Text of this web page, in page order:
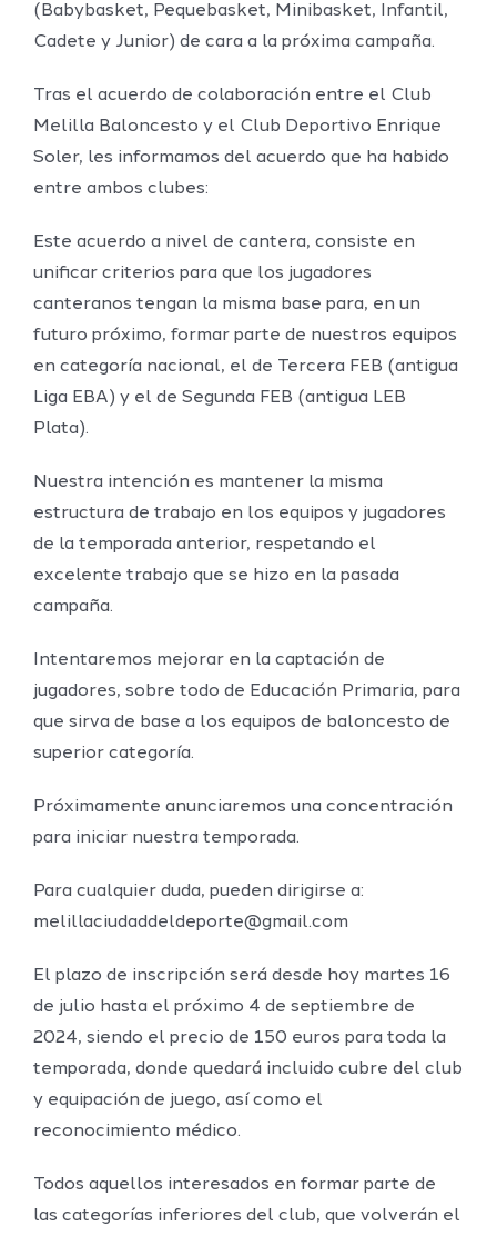
(Babybasket, Pequebasket, Minibasket, Infantil,
Cadete y Junior) de cara a la próxima campaña.
Tras el acuerdo de colaboración entre el Club
Melilla Baloncesto y el Club Deportivo Enrique
Soler, les informamos del acuerdo que ha habido
entre ambos clubes:
Este acuerdo a nivel de cantera, consiste en
unificar criterios para que los jugadores
canteranos tengan la misma base para, en un
futuro próximo, formar parte de nuestros equipos
en categoría nacional, el de Tercera FEB (antigua
Liga EBA) y el de Segunda FEB (antigua LEB
Plata).
Nuestra intención es mantener la misma
estructura de trabajo en los equipos y jugadores
de la temporada anterior, respetando el
excelente trabajo que se hizo en la pasada
campaña.
Intentaremos mejorar en la captación de
jugadores, sobre todo de Educación Primaria, para
que sirva de base a los equipos de baloncesto de
superior categoría.
Próximamente anunciaremos una concentración
para iniciar nuestra temporada.
Para cualquier duda, pueden dirigirse a:
melillaciudaddeldeporte@gmail.com
El plazo de inscripción será desde hoy martes 16
de julio hasta el próximo 4 de septiembre de
2024, siendo el precio de 150 euros para toda la
temporada, donde quedará incluido cubre del club
y equipación de juego, así como el
reconocimiento médico.
Todos aquellos interesados en formar parte de
las categorías inferiores del club, que volverán el